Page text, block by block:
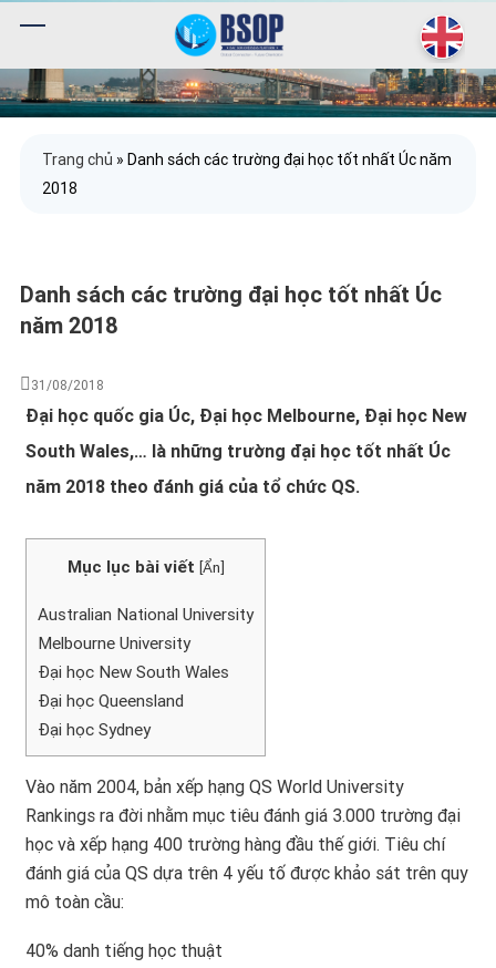
Trang chủ » Danh sách các trường đại học tốt nhất Úc năm
2018
Danh sách các trường đại học tốt nhất Úc
năm 2018
31/08/2018
Đại học quốc gia Úc, Đại học Melbourne, Đại học New
South Wales,… là những trường đại học tốt nhất Úc
năm 2018 theo đánh giá của tổ chức QS.
Mục lục bài viết [Ẩn]
Australian National University
Melbourne University
Đại học New South Wales
Đại học Queensland
Đại học Sydney
Vào năm 2004, bản xếp hạng QS World University
Rankings ra đời nhằm mục tiêu đánh giá 3.000 trường đại
học và xếp hạng 400 trường hàng đầu thế giới. Tiêu chí
đánh giá của QS dựa trên 4 yếu tố được khảo sát trên quy
mô toàn cầu:
40% danh tiếng học thuật